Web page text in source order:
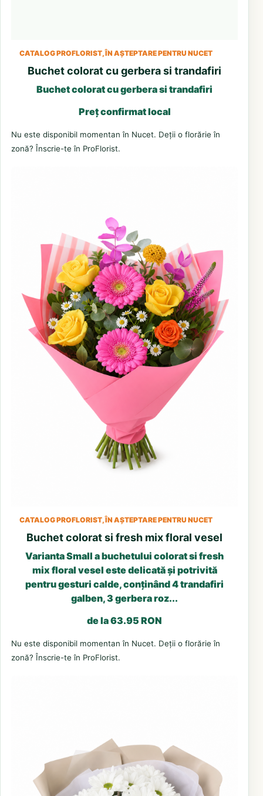
CATALOG PROFLORIST, ÎN AȘTEPTARE PENTRU NUCET
Buchet colorat cu gerbera si trandafiri
Buchet colorat cu gerbera si trandafiri
Preț confirmat local
Nu este disponibil momentan în Nucet. Deții o florărie în
zonă? Înscrie-te în ProFlorist.
CATALOG PROFLORIST, ÎN AȘTEPTARE PENTRU NUCET
Buchet colorat si fresh mix floral vesel
Varianta Small a buchetului colorat si fresh
mix floral vesel este delicată și potrivită
pentru gesturi calde, conținând 4 trandafiri
galben, 3 gerbera roz...
de la 63.95 RON
Nu este disponibil momentan în Nucet. Deții o florărie în
zonă? Înscrie-te în ProFlorist.